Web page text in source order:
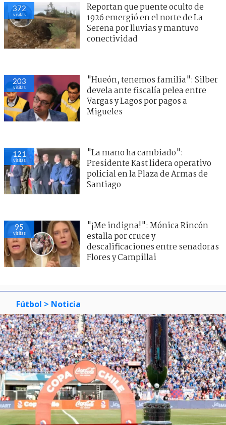
372
visitas
Reportan que puente oculto de
1926 emergió en el norte de La
Serena por lluvias y mantuvo
conectividad
203
visitas
"Hueón, tenemos familia": Silber
devela ante fiscalía pelea entre
Vargas y Lagos por pagos a
Migueles
121
visitas
"La mano ha cambiado":
Presidente Kast lidera operativo
policial en la Plaza de Armas de
Santiago
95
visitas
"¡Me indigna!": Mónica Rincón
estalla por cruce y
descalificaciones entre senadoras
Flores y Campillai
Fútbol > Noticia